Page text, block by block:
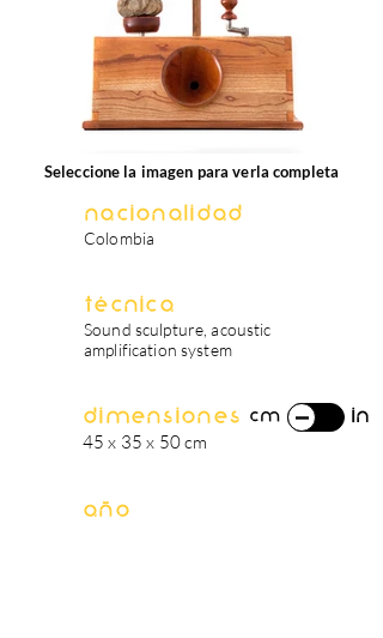
Seleccione la imagen para verla completa
Nacionalidad
Colombia
Técnica
Sound sculpture, acoustic
amplification system
Dimensiones
45 x 35 x 50 cm
cm in
Año